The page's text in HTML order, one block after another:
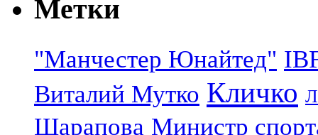
Метки
"Манчестер Юнайтед"
Виталий Мутко Кличко
Шарапова Министр